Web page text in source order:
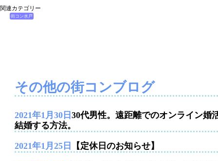
関連カテゴリー
街コン水戸
その他の街コンブログ
2021年1月30日 30代男性。遠距離でのオンライン婚
結婚する方法。
2021年1月25日 【定休日のお知らせ】